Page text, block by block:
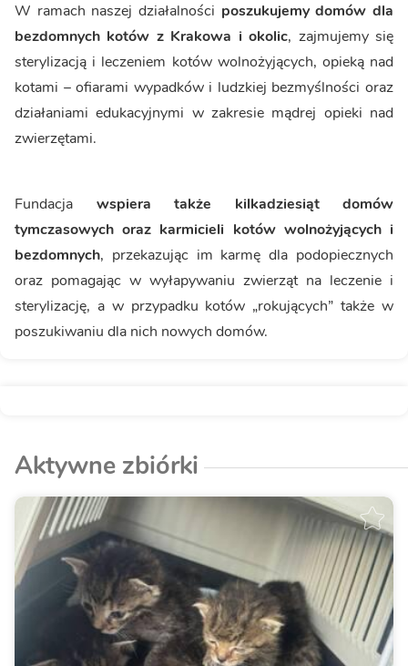
W ramach naszej działalności poszukujemy domów dla
bezdomnych kotów z Krakowa i okolic, zajmujemy się
sterylizacją i leczeniem kotów wolnożyjących, opieką nad
kotami – ofiarami wypadków i ludzkiej bezmyślności oraz
działaniami edukacyjnymi w zakresie mądrej opieki nad
zwierzętami.
Fundacja wspiera także kilkadziesiąt domów
tymczasowych oraz karmicieli kotów wolnożyjących i
bezdomnych, przekazując im karmę dla podopiecznych
oraz pomagając w wyłapywaniu zwierząt na leczenie i
sterylizację, a w przypadku kotów „rokujących” także w
poszukiwaniu dla nich nowych domów.
Aktywne zbiórki